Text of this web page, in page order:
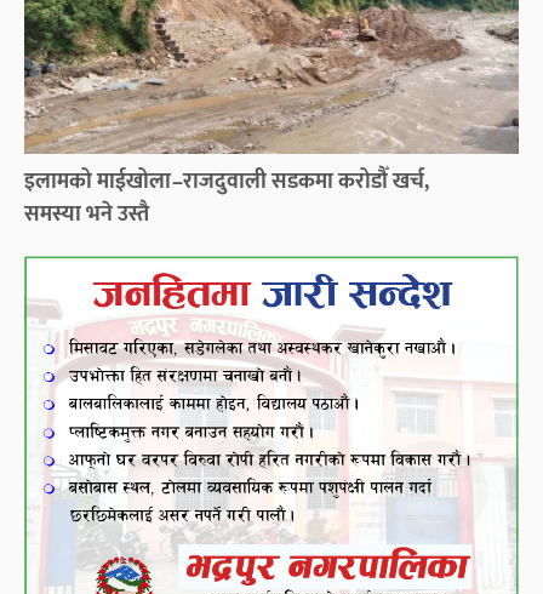
इलामको माईखोला–राजदुवाली सडकमा करोडौँ खर्च,
समस्या भने उस्तै